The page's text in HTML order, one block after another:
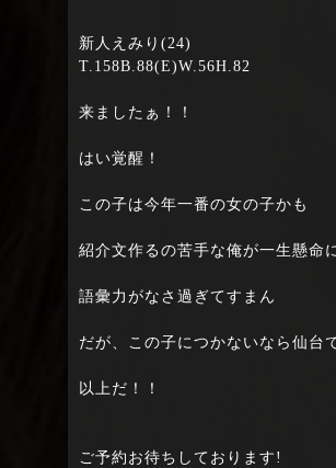
新人えみり(24)
T.158B.88(E)W.56H.82
来ましたぁ！！
はい覚醒！
この子は今年一番の女の子かも
紹介文作るの苦手な俺が一生懸命
語彙力がなさ過ぎてすまん
だが、この子につかないなら仙台
以上だ！！
ご予約お待ちしております!